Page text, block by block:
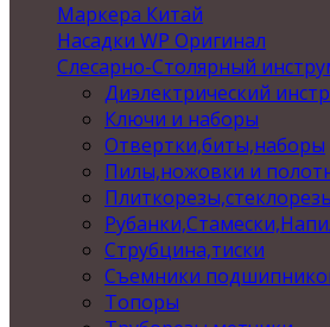
Маркера Китай
Насадки WP Оригинал
Слесарно-Столярный
Диэлектрический
Ключи и наборы
Отвертки,биты,наборы
Пилы,ножовки и
Струбцина,тиски
Съемники
Топоры